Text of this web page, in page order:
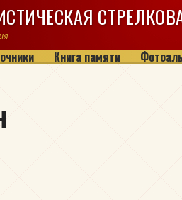
Книга памяти